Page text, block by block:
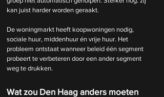
kan juist harder worden geraakt.
De woningmarkt heeft koopwoningen nodig,
sociale huur, middenhuur én vrije huur. Het
probleem ontstaat wanneer beleid één segment
probeert te verbeteren door een ander segment
weg te drukken.
Wat zou Den Haag anders moeten